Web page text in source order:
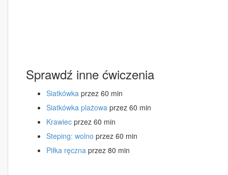
Sprawdź inne ćwiczenia
Siatkówka przez 60 min
Siatkówka plażowa przez 60 min
Krawiec przez 60 min
Steping: wolno przez 60 min
Piłka ręczna przez 80 min